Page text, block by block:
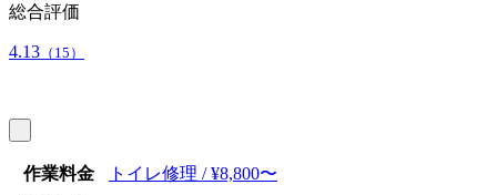
総合評価
4.13 （15）
作業料金
トイレ修理 / ¥8,800〜